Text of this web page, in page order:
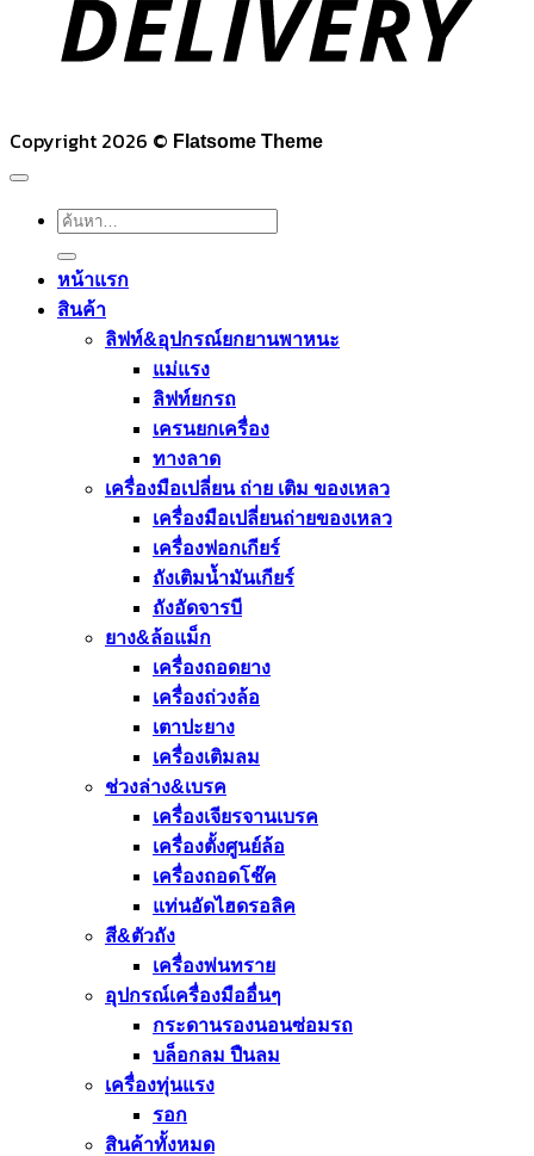
Copyright 2026 © Flatsome Theme
ค้นหา:
หน้าแรก
สินค้า
ลิฟท์&อุปกรณ์ยกยานพาหนะ
แม่แรง
ลิฟท์ยกรถ
เครนยกเครื่อง
ทางลาด
เครื่องมือเปลี่ยน ถ่าย เติม ของเหลว
เครื่องมือเปลี่ยนถ่ายของเหลว
เครื่องฟอกเกียร์
ถังเติมน้ำมันเกียร์
ถังอัดจารบี
ยาง&ล้อแม็ก
เครื่องถอดยาง
เครื่องถ่วงล้อ
เตาปะยาง
เครื่องเติมลม
ช่วงล่าง&เบรค
เครื่องเจียรจานเบรค
เครื่องตั้งศูนย์ล้อ
เครื่องถอดโช๊ค
แท่นอัดไฮดรอลิค
สี&ตัวถัง
เครื่องพ่นทราย
อุปกรณ์เครื่องมืออื่นๆ
กระดานรองนอนซ่อมรถ
บล็อกลม ปืนลม
เครื่องทุ่นแรง
รอก
สินค้าทั้งหมด